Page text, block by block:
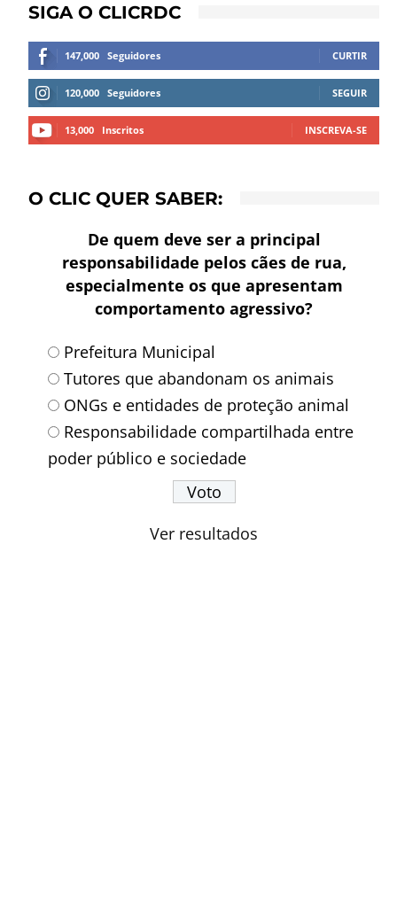
SIGA O CLICRDC
147,000 Seguidores CURTIR
120,000 Seguidores SEGUIR
13,000 Inscritos INSCREVA-SE
O CLIC QUER SABER:
De quem deve ser a principal
responsabilidade pelos cães de rua,
especialmente os que apresentam
comportamento agressivo?
Prefeitura Municipal
Tutores que abandonam os animais
ONGs e entidades de proteção animal
Responsabilidade compartilhada entre
poder público e sociedade
Ver resultados